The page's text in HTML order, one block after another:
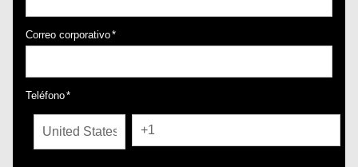
Correo corporativo*
Teléfono*